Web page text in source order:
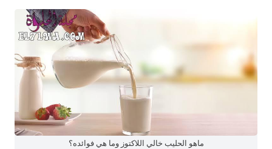
ماهو الحليب خالي اللاكتوز وما هي فوائده؟